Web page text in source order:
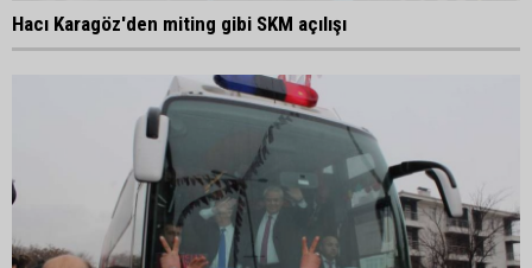
Hacı Karagöz'den miting gibi SKM açılışı